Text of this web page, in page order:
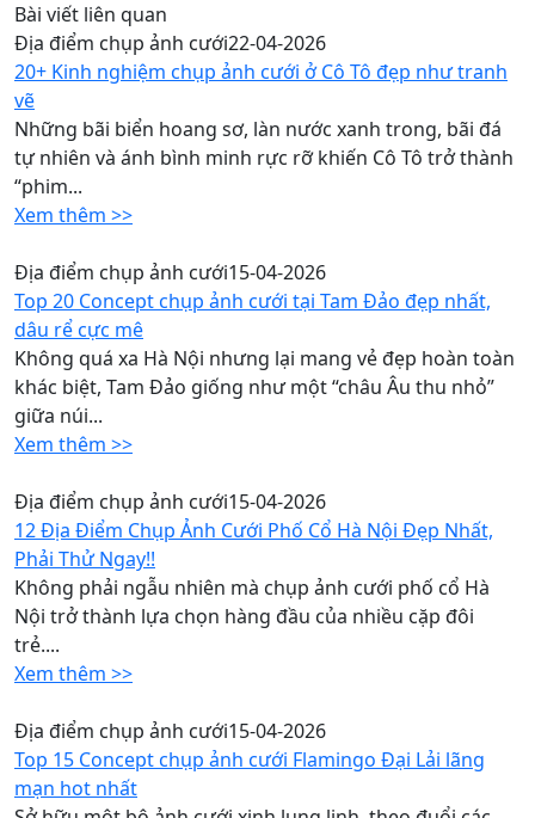
Bài viết liên quan
Địa điểm chụp ảnh cưới22-04-2026
20+ Kinh nghiệm chụp ảnh cưới ở Cô Tô đẹp như tranh
vẽ
Những bãi biển hoang sơ, làn nước xanh trong, bãi đá
tự nhiên và ánh bình minh rực rỡ khiến Cô Tô trở thành
“phim...
Xem thêm >>
Địa điểm chụp ảnh cưới15-04-2026
Top 20 Concept chụp ảnh cưới tại Tam Đảo đẹp nhất,
dâu rể cực mê
Không quá xa Hà Nội nhưng lại mang vẻ đẹp hoàn toàn
khác biệt, Tam Đảo giống như một “châu Âu thu nhỏ”
giữa núi...
Xem thêm >>
Địa điểm chụp ảnh cưới15-04-2026
12 Địa Điểm Chụp Ảnh Cưới Phố Cổ Hà Nội Đẹp Nhất,
Phải Thử Ngay!!
Không phải ngẫu nhiên mà chụp ảnh cưới phố cổ Hà
Nội trở thành lựa chọn hàng đầu của nhiều cặp đôi
trẻ....
Xem thêm >>
Địa điểm chụp ảnh cưới15-04-2026
Top 15 Concept chụp ảnh cưới Flamingo Đại Lải lãng
mạn hot nhất